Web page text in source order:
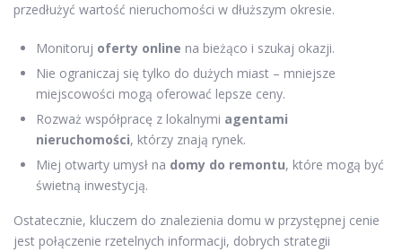
przedłużyć wartość nieruchomości w dłuższym okresie.
Monitoruj oferty online na bieżąco i szukaj okazji.
Nie ograniczaj się tylko do dużych miast – mniejsze
miejscowości mogą oferować lepsze ceny.
Rozważ współpracę z lokalnymi agentami
nieruchomości, którzy znają rynek.
Miej otwarty umysł na domy do remontu, które mogą być
świetną inwestycją.
Ostatecznie, kluczem do znalezienia domu w przystępnej cenie
jest połączenie rzetelnych informacji, dobrych strategii